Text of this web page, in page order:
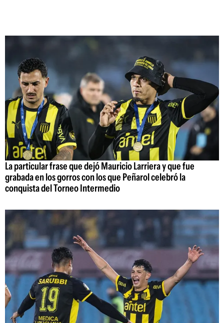
La particular frase que dejó Mauricio Larriera y que fue
grabada en los gorros con los que Peñarol celebró la
conquista del Torneo Intermedio